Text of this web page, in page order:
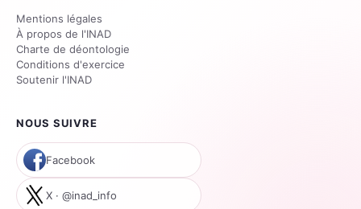
Mentions légales
À propos de l'INAD
Charte de déontologie
Conditions d'exercice
Soutenir l'INAD
NOUS SUIVRE
Facebook
X · @inad_info